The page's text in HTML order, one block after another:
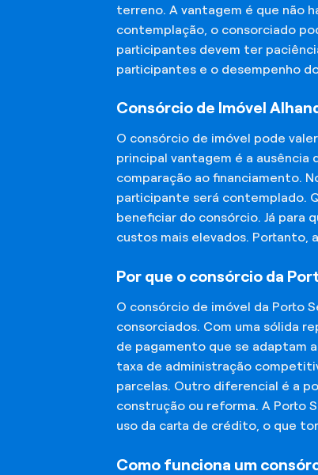
terreno. A vantagem é que não
contemplação, o consorciado
participantes devem ter
participantes e o desempenho
Consórcio de Imóvel
O consórcio de imóvel pode
principal vantagem é a ausência
comparação ao financiamento.
participante será contemplado.
beneficiar do consórcio. Já para
custos mais elevados. Portanto,
Por que o consórcio da
O consórcio de imóvel da Porto
consorciados. Com uma sólida
de pagamento que se adaptam
taxa de administração
parcelas. Outro diferencial é a
construção ou reforma. A Porto
uso da carta de crédito, o que
Como funciona um